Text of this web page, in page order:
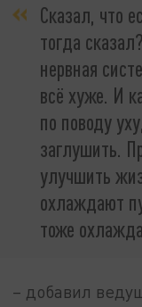
Сказал, что
тогда
нервная
всё хуже. И
по поводу
заглушить.
улучшить
охлаждают
тоже
– добавил